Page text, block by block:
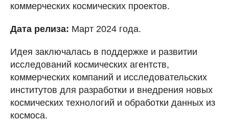
коммерческих космических проектов.
Дата релиза: Март 2024 года.
Идея заключалась в поддержке и развитии
исследований космических агентств,
коммерческих компаний и исследовательских
институтов для разработки и внедрения новых
космических технологий и обработки данных из
космоса.